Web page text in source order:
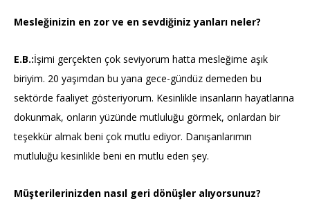
Mesleğinizin en zor ve en sevdiğiniz yanları neler?
E.B.:İşimi gerçekten çok seviyorum hatta mesleğime aşık
biriyim. 20 yaşımdan bu yana gece-gündüz demeden bu
sektörde faaliyet gösteriyorum. Kesinlikle insanların hayatlarına
dokunmak, onların yüzünde mutluluğu görmek, onlardan bir
teşekkür almak beni çok mutlu ediyor. Danışanlarımın
mutluluğu kesinlikle beni en mutlu eden şey.
Müşterilerinizden nasıl geri dönüşler alıyorsunuz?